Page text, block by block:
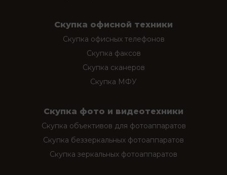
Скупка офисной техники
Скупка офисных телефонов
Скупка факсов
Скупка сканеров
Скупка МФУ
Скупка фото и видеотехники
Скупка объективов для фотоаппаратов
Скупка беззеркальных фотоаппаратов
Скупка зеркальных фотоаппаратов